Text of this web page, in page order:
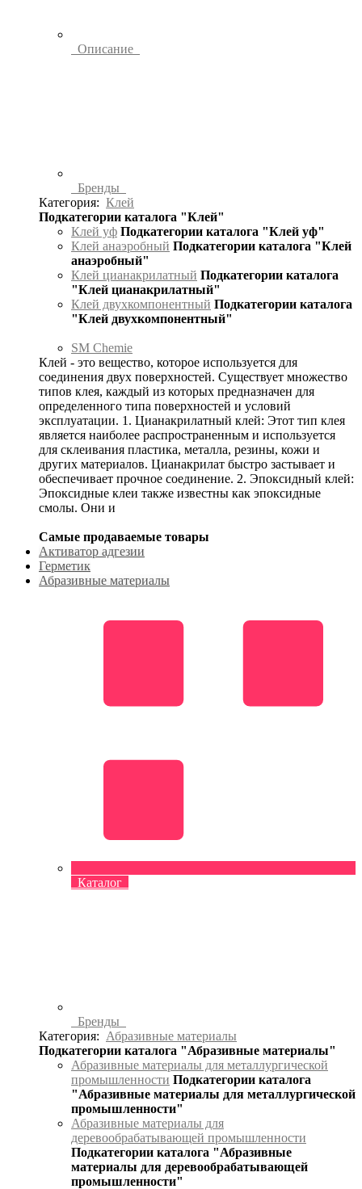
Описание
Бренды
Категория: Клей
Подкатегории каталога "Клей"
Клей уф Подкатегории каталога "Клей уф"
Клей анаэробный Подкатегории каталога "Клей
анаэробный"
Клей цианакрилатный Подкатегории каталога
"Клей цианакрилатный"
Клей двухкомпонентный Подкатегории каталога
"Клей двухкомпонентный"
SM Chemie
Клей - это вещество, которое используется для
соединения двух поверхностей. Существует множество
типов клея, каждый из которых предназначен для
определенного типа поверхностей и условий
эксплуатации. 1. Цианакрилатный клей: Этот тип клея
является наиболее распространенным и используется
для склеивания пластика, металла, резины, кожи и
других материалов. Цианакрилат быстро застывает и
обеспечивает прочное соединение. 2. Эпоксидный клей:
Эпоксидные клеи также известны как эпоксидные
смолы. Они и
Самые продаваемые товары
Активатор адгезии
Герметик
Абразивные материалы
Каталог
Бренды
Категория: Абразивные материалы
Подкатегории каталога "Абразивные материалы"
Абразивные материалы для металлургической
промышленности Подкатегории каталога
"Абразивные материалы для металлургической
промышленности"
Абразивные материалы для
деревообрабатывающей промышленности
Подкатегории каталога "Абразивные
материалы для деревообрабатывающей
промышленности"